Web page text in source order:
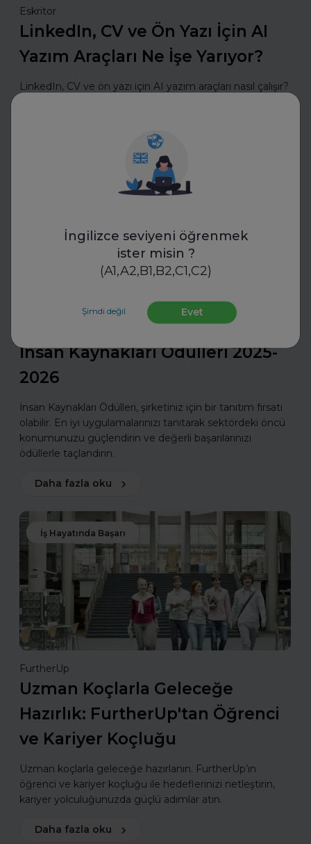
İngilizce seviyeni öğrenmek
ister misin ?
(A1,A2,B1,B2,C1,C2)
Şimdi değil Evet
Eskritor
LinkedIn, CV ve Ön Yazı İçin AI
Yazım Araçları Ne İşe Yarıyor?
LinkedIn, CV ve ön yazı için AI yazım araçları nasıl çalışır?
İnsan Kaynakları Ödülleri 2025-
2026
İnsan Kaynakları Ödülleri, şirketiniz için bir tanıtım fırsatı
olabilir. En iyi uygulamalarınızı tanıtarak sektördeki öncü
konumunuzu güçlendirin ve değerli başarılarınızı
ödüllerle taçlandırın.
Daha fazla oku
İş Hayatında Başarı
FurtherUp
Uzman Koçlarla Geleceğe
Hazırlık: FurtherUp'tan Öğrenci
ve Kariyer Koçluğu
Uzman koçlarla geleceğe hazırlanın. FurtherUp’ın
öğrenci ve kariyer koçluğu ile hedeflerinizi netleştirin,
kariyer yolculuğunuzda güçlü adımlar atın.
Daha fazla oku